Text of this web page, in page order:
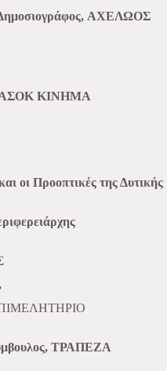
ΑΧΕΛΩΟΣ
ΠΑΣΟΚ ΚΙΝΗΜΑ
οι Προοπτικές της Δυτικής
ΤΡΑΠΕΖΑ